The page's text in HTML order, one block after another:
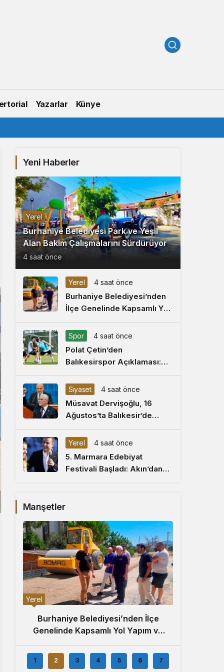
Yazarlar Künye
Yeni Haberler
Yerel
Burhaniye Belediyesi Park ve Yeşil
Alan Bakım Çalışmalarını Sürdürüyor
4 saat önce
Yerel 4 saat önce
Burhaniye Belediyesi’nden
İlçe Genelinde Kapsamlı Yol
Yapım ve Onarım Çalışması
Spor 4 saat önce
Polat Çetin’den
Balıkesirspor Açıklaması:
‘Büyük Camiaların Hedefleri
Büyüktür’
Siyaset 4 saat önce
Müsavat Dervişoğlu, 16
Ağustos’ta Balıkesir’de
Büyük Bayrak Mitingi’nde
Konuşacak
Yerel 4 saat önce
5. Marmara Edebiyat
Festivali Başladı: Akın’dan
Manşetler
Yerel
Burhaniye Belediyesi’nden İlçe
Genelinde Kapsamlı Yol Yapım ve
Onarım Çalışması
1 2 3 4 5 6 7